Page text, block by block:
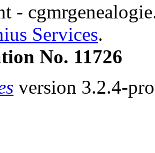
-
Services.
No. 11726
version 3.2.4-